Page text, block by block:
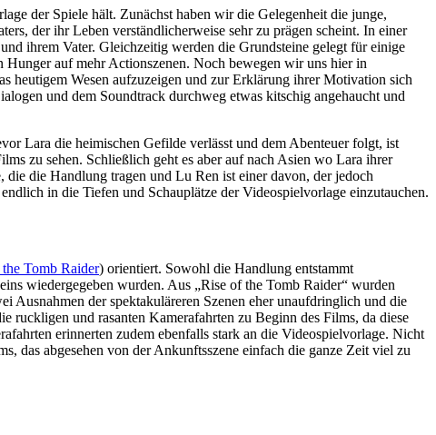
der Spiele hält. Zunächst haben wir die Gelegenheit die junge,
der ihr Leben verständlicherweise sehr zu prägen scheint. In einer
ihrem Vater. Gleichzeitig werden die Grundsteine gelegt für einige
Hunger auf mehr Actionszenen. Noch bewegen wir uns hier in
heutigem Wesen aufzuzeigen und zur Erklärung ihrer Motivation sich
und dem Soundtrack durchweg etwas kitschig angehaucht und
Lara die heimischen Gefilde verlässt und dem Abenteuer folgt, ist
zu sehen. Schließlich geht es aber auf nach Asien wo Lara ihrer
die Handlung tragen und Lu Ren ist einer davon, der jedoch
in die Tiefen und Schauplätze der Videospielvorlage einzutauchen.
Tomb Raider) orientiert. Sowohl die Handlung entstammt
wiedergegeben wurden. Aus „Rise of the Tomb Raider“ wurden
Ausnahmen der spektakuläreren Szenen eher unaufdringlich und die
ruckligen und rasanten Kamerafahrten zu Beginn des Films, da diese
erinnerten zudem ebenfalls stark an die Videospielvorlage. Nicht
das abgesehen von der Ankunftsszene einfach die ganze Zeit viel zu